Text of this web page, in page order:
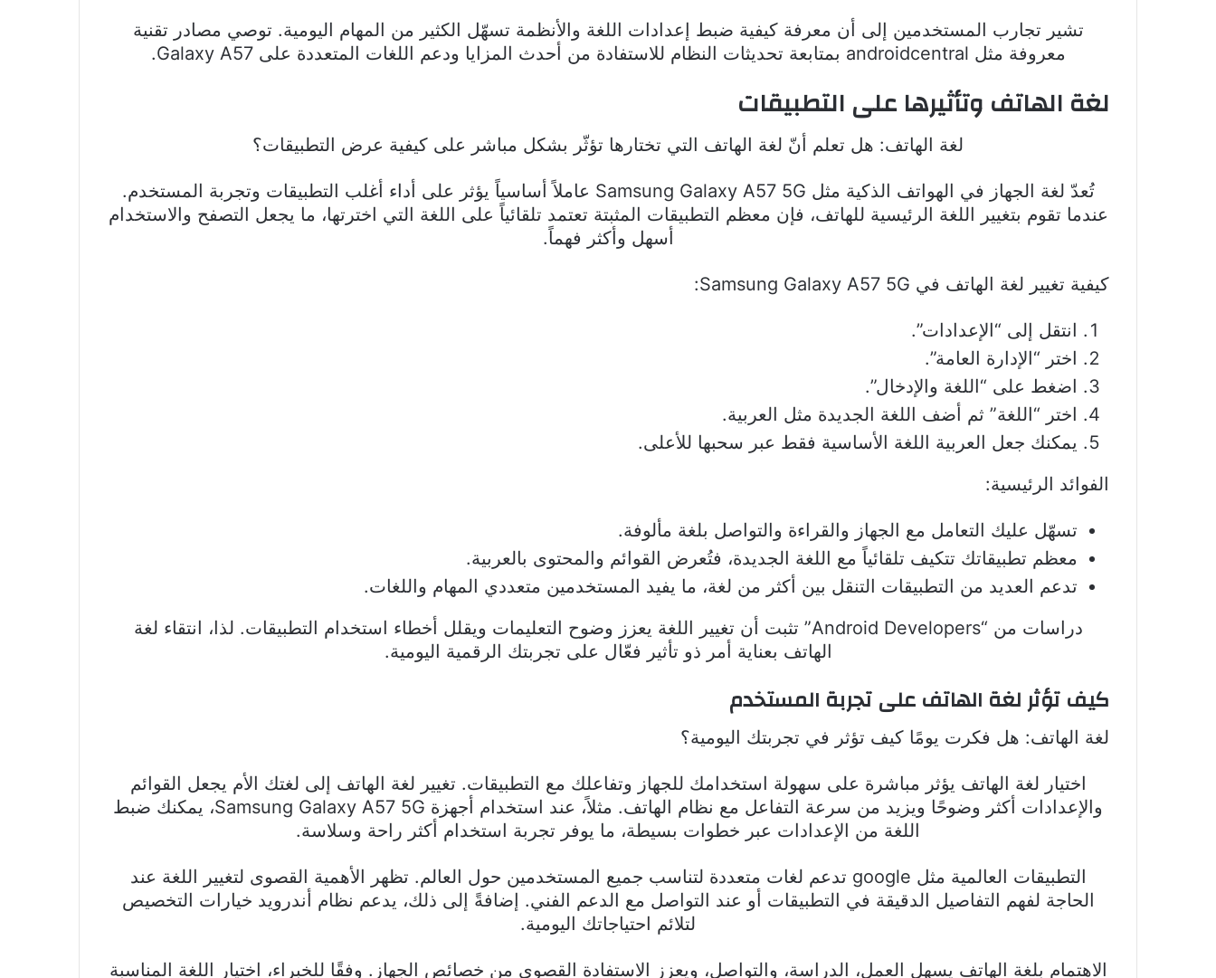
تشير تجارب المستخدمين إلى أن معرفة كيفية ضبط إعدادات اللغة والأنظمة تسهّل الكثير من المهام اليومية. توصي مصادر تقنية
معروفة مثل androidcentral بمتابعة تحديثات النظام للاستفادة من أحدث المزايا ودعم اللغات المتعددة على Galaxy A57.
لغة الهاتف وتأثيرها على التطبيقات
لغة الهاتف: هل تعلم أنّ لغة الهاتف التي تختارها تؤثّر بشكل مباشر على كيفية عرض التطبيقات؟
تُعدّ لغة الجهاز في الهواتف الذكية مثل Samsung Galaxy A57 5G عاملاً أساسياً يؤثر على أداء أغلب التطبيقات وتجربة المستخدم.
عندما تقوم بتغيير اللغة الرئيسية للهاتف، فإن معظم التطبيقات المثبتة تعتمد تلقائياً على اللغة التي اخترتها، ما يجعل التصفح والاستخدام
أسهل وأكثر فهماً.
كيفية تغيير لغة الهاتف في Samsung Galaxy A57 5G:
انتقل إلى “الإعدادات”.
اختر “الإدارة العامة”.
اضغط على “اللغة والإدخال”.
اختر “اللغة” ثم أضف اللغة الجديدة مثل العربية.
يمكنك جعل العربية اللغة الأساسية فقط عبر سحبها للأعلى.
الفوائد الرئيسية:
تسهّل عليك التعامل مع الجهاز والقراءة والتواصل بلغة مألوفة.
معظم تطبيقاتك تتكيف تلقائياً مع اللغة الجديدة، فتُعرض القوائم والمحتوى بالعربية.
تدعم العديد من التطبيقات التنقل بين أكثر من لغة، ما يفيد المستخدمين متعددي المهام واللغات.
دراسات من “Android Developers” تثبت أن تغيير اللغة يعزز وضوح التعليمات ويقلل أخطاء استخدام التطبيقات. لذا، انتقاء لغة
الهاتف بعناية أمر ذو تأثير فعّال على تجربتك الرقمية اليومية.
كيف تؤثر لغة الهاتف على تجربة المستخدم
لغة الهاتف: هل فكرت يومًا كيف تؤثر في تجربتك اليومية؟
اختيار لغة الهاتف يؤثر مباشرة على سهولة استخدامك للجهاز وتفاعلك مع التطبيقات. تغيير لغة الهاتف إلى لغتك الأم يجعل القوائم
والإعدادات أكثر وضوحًا ويزيد من سرعة التفاعل مع نظام الهاتف. مثلاً، عند استخدام أجهزة Samsung Galaxy A57 5G، يمكنك ضبط
اللغة من الإعدادات عبر خطوات بسيطة، ما يوفر تجربة استخدام أكثر راحة وسلاسة.
التطبيقات العالمية مثل google تدعم لغات متعددة لتناسب جميع المستخدمين حول العالم. تظهر الأهمية القصوى لتغيير اللغة عند
الحاجة لفهم التفاصيل الدقيقة في التطبيقات أو عند التواصل مع الدعم الفني. إضافةً إلى ذلك، يدعم نظام أندرويد خيارات التخصيص
لتلائم احتياجاتك اليومية.
الاهتمام بلغة الهاتف يسهل العمل، الدراسة، والتواصل، ويعزز الاستفادة القصوى من خصائص الجهاز. وفقًا للخبراء، اختيار اللغة المناسبة